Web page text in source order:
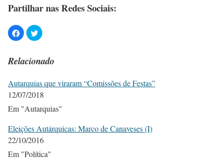
Partilhar nas Redes Sociais:
Relacionado
Autarquias que viraram “Comissões de Festas”
12/07/2018
Em "Autarquias"
Eleições Autárquicas: Marco de Canaveses (I)
22/10/2016
Em "Política"